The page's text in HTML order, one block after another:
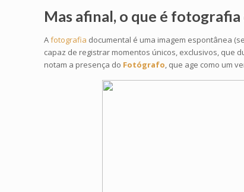
Mas afinal, o que é fotografia
Afotografia documental é uma imagem espontânea
capaz de registrar momentos únicos, exclusivos, que
notam a presença do Fotógrafo, que age como um